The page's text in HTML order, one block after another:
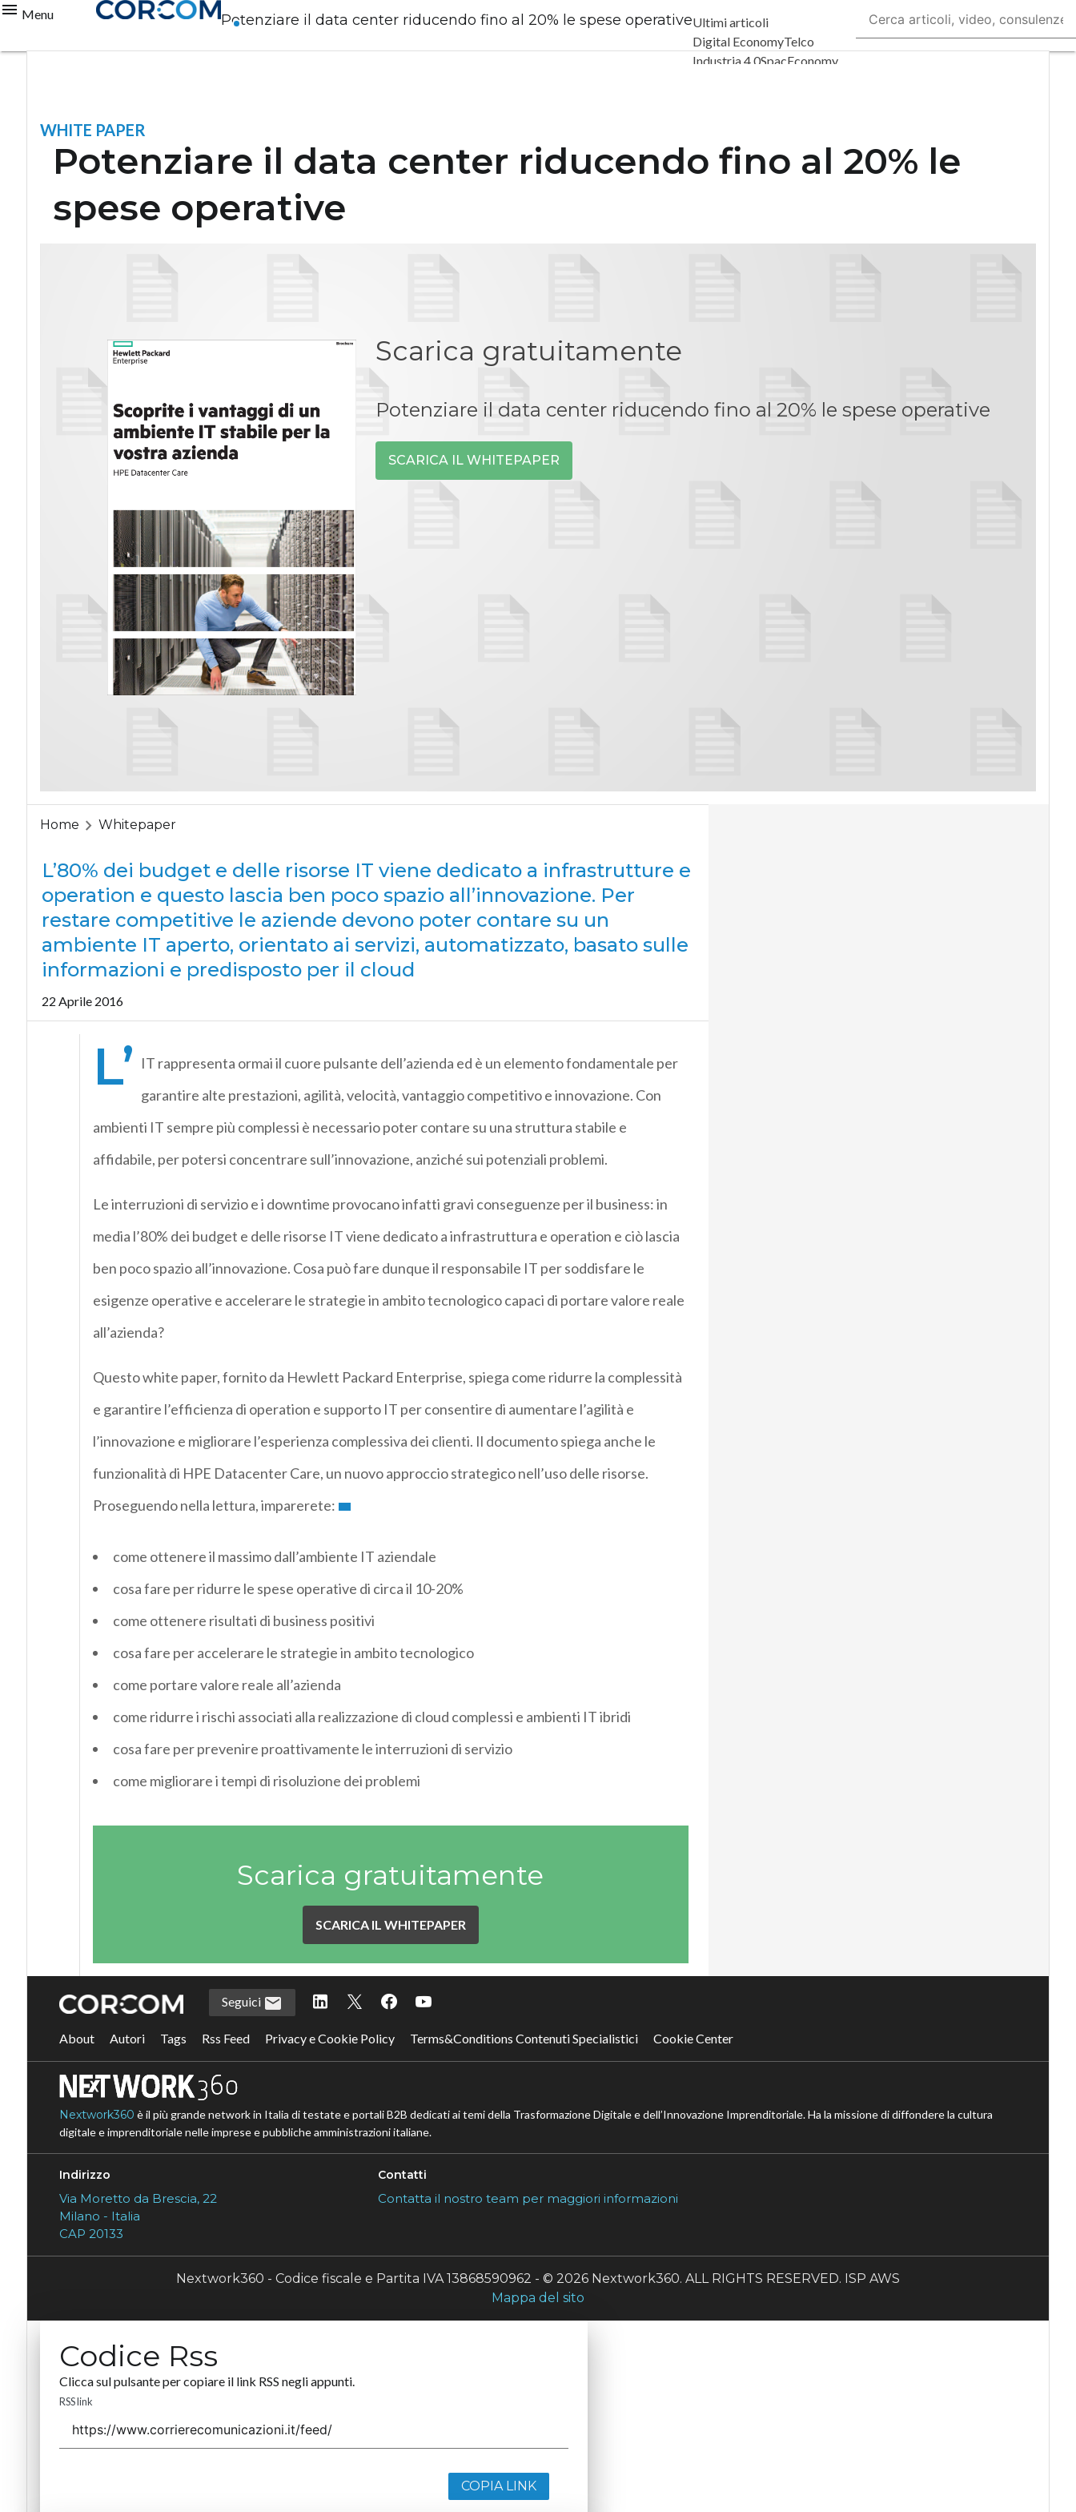
Menu Potenziare il data center riducendo fino al 20% le spese operativeUltimi articoli
Digital EconomyTelco
Industria 4.0SpacEconomy
Privacy
WHITE PAPER
Potenziare il data center riducendo fino al 20% le
spese operative
Scarica gratuitamente
Potenziare il data center riducendo fino al 20% le spese operative
SCARICA IL WHITEPAPER
Home Whitepaper
L’80% dei budget e delle risorse IT viene dedicato a infrastrutture e
operation e questo lascia ben poco spazio all’innovazione. Per
restare competitive le aziende devono poter contare su un
ambiente IT aperto, orientato ai servizi, automatizzato, basato sulle
informazioni e predisposto per il cloud
22 Aprile 2016
L’ IT rappresenta ormai il cuore pulsante dell’azienda ed è un elemento fondamentale per
garantire alte prestazioni, agilità, velocità, vantaggio competitivo e innovazione. Con
ambienti IT sempre più complessi è necessario poter contare su una struttura stabile e
affidabile, per potersi concentrare sull’innovazione, anziché sui potenziali problemi.
Le interruzioni di servizio e i downtime provocano infatti gravi conseguenze per il business: in
media l’80% dei budget e delle risorse IT viene dedicato a infrastruttura e operation e ciò lascia
ben poco spazio all’innovazione. Cosa può fare dunque il responsabile IT per soddisfare le
esigenze operative e accelerare le strategie in ambito tecnologico capaci di portare valore reale
all’azienda?
Questo white paper, fornito da Hewlett Packard Enterprise, spiega come ridurre la complessità
e garantire l’efficienza di operation e supporto IT per consentire di aumentare l’agilità e
l’innovazione e migliorare l’esperienza complessiva dei clienti. Il documento spiega anche le
funzionalità di HPE Datacenter Care, un nuovo approccio strategico nell’uso delle risorse.
Proseguendo nella lettura, imparerete:
come ottenere il massimo dall’ambiente IT aziendale
cosa fare per ridurre le spese operative di circa il 10-20%
come ottenere risultati di business positivi
cosa fare per accelerare le strategie in ambito tecnologico
come portare valore reale all’azienda
come ridurre i rischi associati alla realizzazione di cloud complessi e ambienti IT ibridi
cosa fare per prevenire proattivamente le interruzioni di servizio
come migliorare i tempi di risoluzione dei problemi
Scarica gratuitamente
SCARICA IL WHITEPAPER
Seguici
About Autori Tags Rss Feed Privacy e Cookie Policy Terms&Conditions Contenuti Specialistici Cookie Center
Nextwork360 è il più grande network in Italia di testate e portali B2B dedicati ai temi della Trasformazione Digitale e dell’Innovazione Imprenditoriale. Ha la missione di diffondere la cultura
digitale e imprenditoriale nelle imprese e pubbliche amministrazioni italiane.
Indirizzo
Via Moretto da Brescia, 22
Milano - Italia
CAP 20133
Contatti
Contatta il nostro team per maggiori informazioni
Nextwork360 - Codice fiscale e Partita IVA 13868590962 - © 2026 Nextwork360. ALL RIGHTS RESERVED. ISP AWS
Mappa del sito
Codice Rss
Clicca sul pulsante per copiare il link RSS negli appunti.
RSS link
COPIA LINK